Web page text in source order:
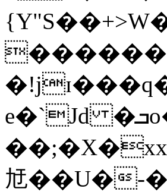
e�`Jd �ܒo��m��1��d|
㝼��U�-